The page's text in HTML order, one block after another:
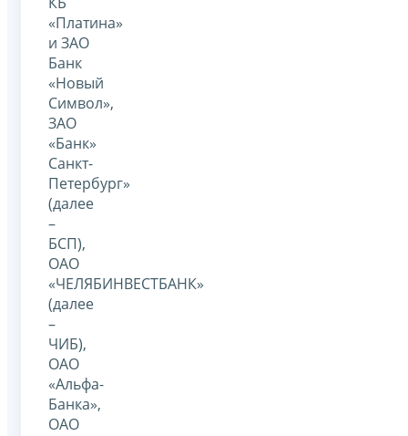
«Платина»
и ЗАО
Банк
«Новый
Символ»,
ЗАО
«Банк»
Санкт-
Петербург»
(далее
–
БСП),
ОАО
«ЧЕЛЯБИНВЕСТБАНК»
(далее
–
ЧИБ),
ОАО
«Альфа-
Банка»,
ОАО